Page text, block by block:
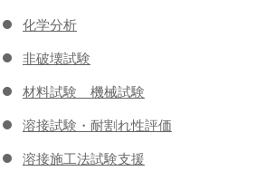
化学分析
非破壊試験
材料試験 機械試験
溶接試験・耐割れ性評価
溶接施工法試験支援